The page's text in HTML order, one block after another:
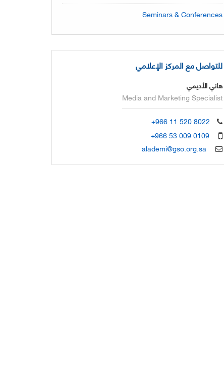
Seminars & Conferences
للتواصل مع المركز الإعلامي
هاني الأديمي
Media and Marketing Specialist
+966 11 520 8022
+966 53 009 0109
alademi@gso.org.sa